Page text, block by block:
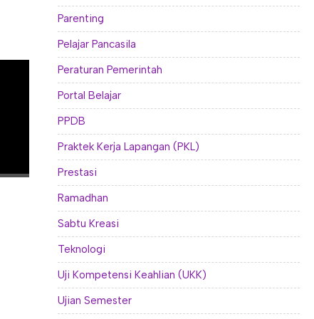
Parenting
Pelajar Pancasila
Peraturan Pemerintah
Portal Belajar
PPDB
Praktek Kerja Lapangan (PKL)
Prestasi
Ramadhan
Sabtu Kreasi
Teknologi
Uji Kompetensi Keahlian (UKK)
Ujian Semester